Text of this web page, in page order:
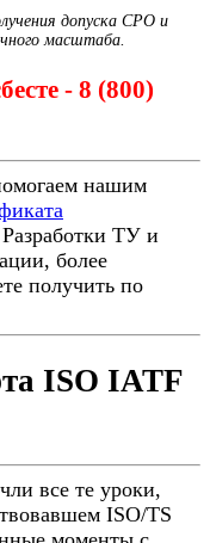
допуска СРО и
масштаба.
- 8 (800)
нашим
ТУ и
более
получить по
ISO IATF
все те уроки,
ISO/TS